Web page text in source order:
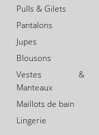
Pulls & Gilets
Pantalons
Jupes
Blousons
Vestes &
Manteaux
Maillots de bain
Lingerie